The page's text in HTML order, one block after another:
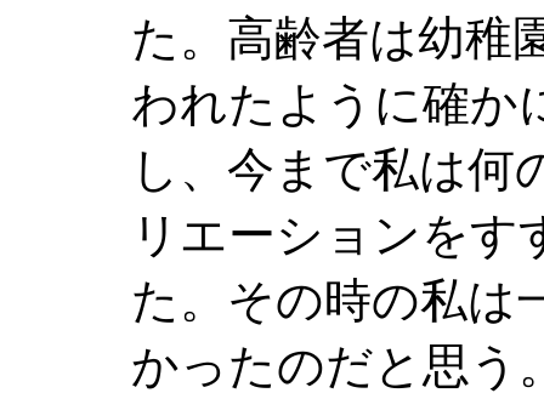
た。高齢者は幼稚
われたように確か
し、今まで私は何
リエーションをす
た。その時の私は
かったのだと思う